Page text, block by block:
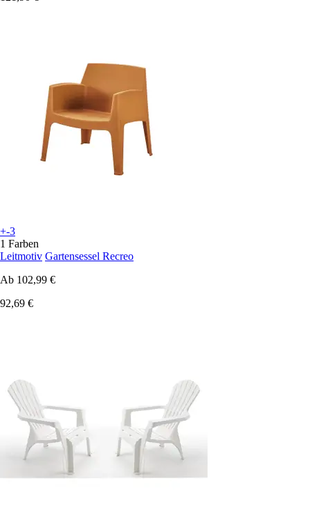
+-3
1 Farben
Leitmotiv Gartensessel Recreo
Ab 102,99 €
92,69 €